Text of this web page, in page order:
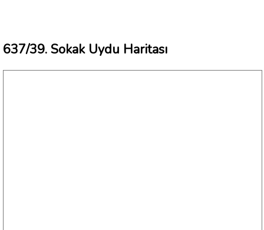
637/39. Sokak Uydu Haritası